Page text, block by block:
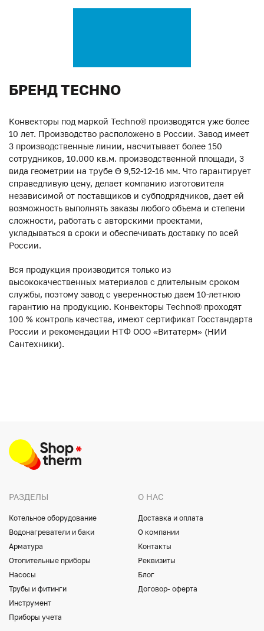
БРЕНД TECHNO
Конвекторы под маркой Techno® производятся уже более
10 лет. Производство расположено в России. Завод имеет
3 производственные линии, насчитывает более 150
сотрудников, 10.000 кв.м. производственной площади, 3
вида геометрии на трубе ϴ 9,52-12-16 мм. Что гарантирует
справедливую цену, делает компанию изготовителя
независимой от поставщиков и субподрядчиков, дает ей
возможность выполнять заказы любого объема и степени
сложности, работать с авторскими проектами,
укладываться в сроки и обеспечивать доставку по всей
России.
Вся продукция производится только из
высококачественных материалов с длительным сроком
службы, поэтому завод с уверенностью даем 10-летнюю
гарантию на продукцию. Конвекторы Techno® проходят
100 % контроль качества, имеют сертификат Госстандарта
России и рекомендации НТФ ООО «Витатерм» (НИИ
Сантехники).
РАЗДЕЛЫ
Котельное оборудование
Водонагреватели и баки
Арматура
Отопительные приборы
Насосы
Трубы и фитинги
Инструмент
Приборы учета
О НАС
Доставка и оплата
О компании
Контакты
Реквизиты
Блог
Договор- оферта